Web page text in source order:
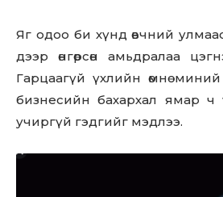
Яг одоо би хүнд өвчний
дээр өнгөрсөн амьдралаа
Гарцаагүй үхлийн өмнө миний
бизнесийн бахархал ямар ч
учиргүй гэдгийг мэдлээ.